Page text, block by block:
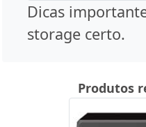
Dicas
storage certo.
Produtos